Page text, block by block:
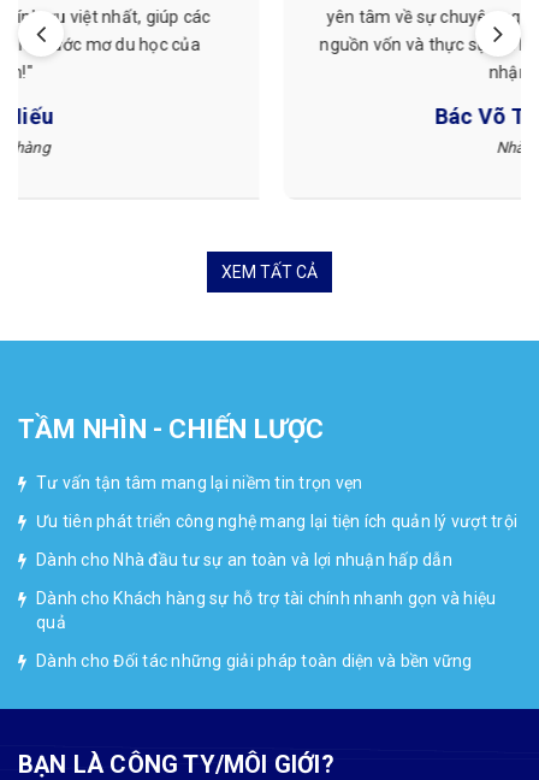
yên tâm về sự chuyên nghiệp, minh bạch, an toàn của
nguồn vốn và thực sự rất hài lòng về lợi tức mà mình đã
XEM TẤT CẢ
TẦM NHÌN - CHIẾN LƯỢC
Tư vấn tận tâm mang lại niềm tin trọn vẹn
Ưu tiên phát triển công nghệ mang lại tiện ích quản lý vượt trội
Dành cho Nhà đầu tư sự an toàn và lợi nhuận hấp dẫn
Dành cho Khách hàng sự hỗ trợ tài chính nhanh gọn và hiệu
quả
Dành cho Đối tác những giải pháp toàn diện và bền vững
BẠN LÀ CÔNG TY/MÔI GIỚI?